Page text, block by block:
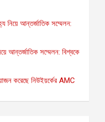
নিয়ে আন্তর্জাতিক সম্মেলন:
আন্তর্জাতিক সম্মেলন: বিশ্বকে
করেছে নিউইয়র্কের AMC